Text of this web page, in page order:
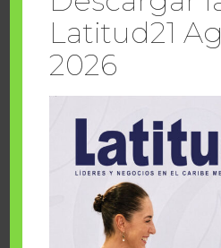
Cuando la solidaridad
sueños Fairmont
Latitud21
2026